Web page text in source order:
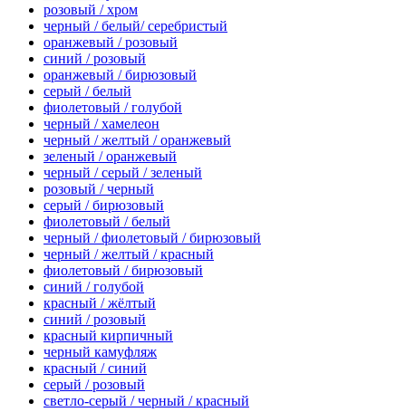
розовый / хром
черный / белый/ серебристый
оранжевый / розовый
синий / розовый
оранжевый / бирюзовый
серый / белый
фиолетовый / голубой
черный / хамелеон
черный / желтый / оранжевый
зеленый / оранжевый
черный / серый / зеленый
розовый / черный
серый / бирюзовый
фиолетовый / белый
черный / фиолетовый / бирюзовый
черный / желтый / красный
фиолетовый / бирюзовый
синий / голубой
красный / жёлтый
синий / розовый
красный кирпичный
черный камуфляж
красный / синий
серый / розовый
светло-серый / черный / красный